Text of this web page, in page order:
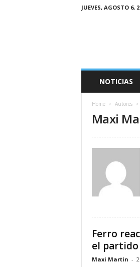
JUEVES, AGOSTO 6,
r
NOTICIAS
Home Autores
Maxi
Ferro
el partido
Maxi Martin -